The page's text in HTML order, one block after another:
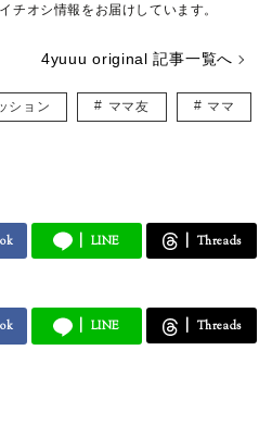
チオシ情報をお届けしています。
4yuuu original 記事一覧へ
ション ママ友 ママ
LINE Threads
LINE Threads